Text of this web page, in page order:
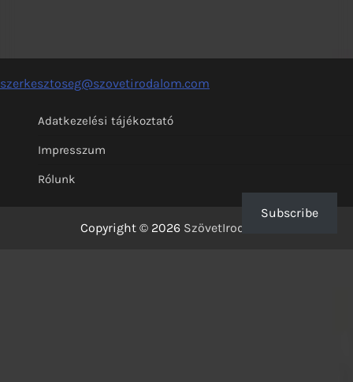
szerkesztoseg@szovetirodalom.com
Adatkezelési tájékoztató
Impresszum
Rólunk
Copyright © 2026 SzövetIrodalom
Subscribe